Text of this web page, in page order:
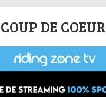
COUP DE COEUR